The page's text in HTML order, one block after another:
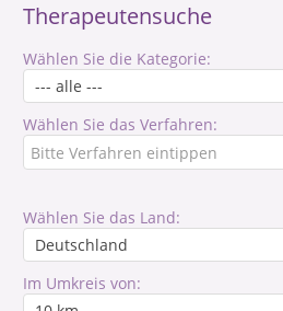
Therapeutensuche
Wählen Sie die Kategorie:
Wählen Sie das Verfahren:
Wählen Sie das Land:
Im Umkreis von: